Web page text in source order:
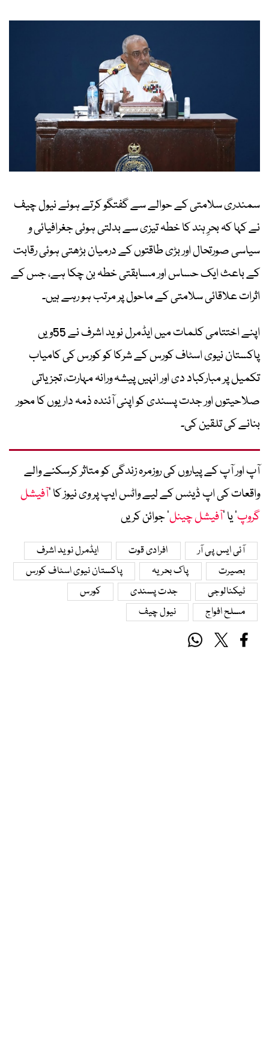
سمندری سلامتی کے حوالے سے گفتگو کرتے ہوئے نیول چیف
نے کہا کہ بحرِ ہند کا خطہ تیزی سے بدلتی ہوئی جغرافیائی و
سیاسی صورتحال اور بڑی طاقتوں کے درمیان بڑھتی ہوئی رقابت
کے باعث ایک حساس اور مسابقتی خطہ بن چکا ہے، جس کے
اثرات علاقائی سلامتی کے ماحول پر مرتب ہو رہے ہیں۔
اپنے اختتامی کلمات میں ایڈمرل نوید اشرف نے 55ویں
پاکستان نیوی اسٹاف کورس کے شرکا کو کورس کی کامیاب
تکمیل پر مبارکباد دی اور انہیں پیشہ ورانہ مہارت، تجزیاتی
صلاحیتوں اور جدت پسندی کو اپنی آئندہ ذمہ داریوں کا محور
بنانے کی تلقین کی۔
آپ اور آپ کے پیاروں کی روزمرہ زندگی کو متاثر کرسکنے والے
واقعات کی اپ ڈیٹس کے لیے واٹس ایپ پر وی نیوز کا ’آفیشل
گروپ‘ یا ’آفیشل چینل‘ جوائن کریں
آئی ایس پی آر افرادی قوت
ایڈمرل نوید اشرف
بصیرت
پاک بحریہ
پاکستان نیوی اسٹاف کورس
ٹیکنالوجی
جدت پسندی
کورس
مسلح افواج
نیول چیف